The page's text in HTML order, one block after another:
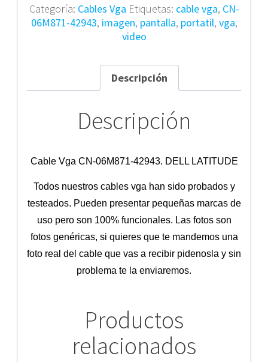
42943
cantidad
Categoría: Cables Vga Etiquetas: cable vga, CN-
06M871-42943, imagen, pantalla, portatil, vga,
video
Descripción
Descripción
Cable Vga CN-06M871-42943. DELL LATITUDE
Todos nuestros cables vga han sido probados y
testeados. Pueden presentar pequeñas marcas de
uso pero son 100% funcionales. Las fotos son
fotos genéricas, si quieres que te mandemos una
foto real del cable que vas a recibir pidenosla y sin
problema te la enviaremos.
Productos
relacionados